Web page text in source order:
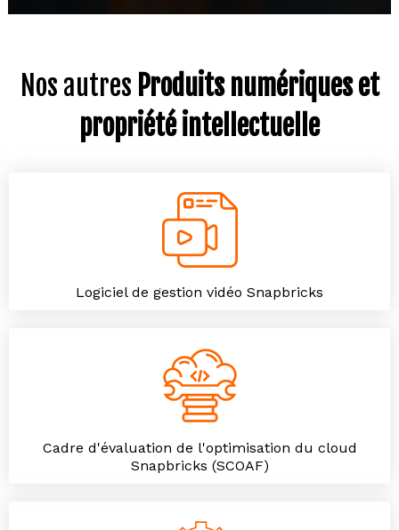
Nos autres Produits numériques et
propriété intellectuelle
Logiciel de gestion vidéo Snapbricks
Cadre d'évaluation de l'optimisation du cloud
Snapbricks (SCOAF)